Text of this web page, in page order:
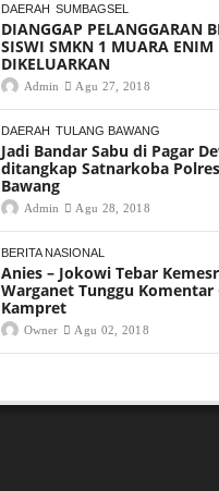
DAERAH SUMBAGSEL
DIANGGAP PELANGGARAN
SISWI SMKN 1 MUARA ENIM
DIKELUARKAN
Admin Agu 27, 2018
DAERAH TULANG BAWANG
Jadi Bandar Sabu di Pagar
ditangkap Satnarkoba
Bawang
Admin Agu 28, 2018
BERITA NASIONAL
Anies – Jokowi Tebar
Warganet Tunggu Komentar
Kampret
Owner Agu 02, 2018